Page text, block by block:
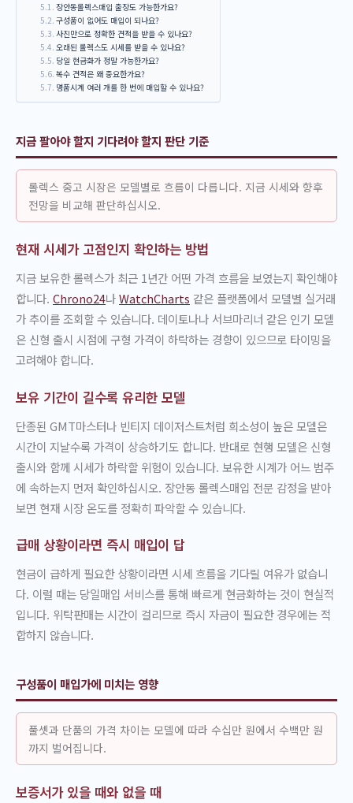
장안동롤렉스매입 출장도 가능한가요?
구성품이 없어도 매입이 되나요?
사진만으로 정확한 견적을 받을 수 있나요?
오래된 롤렉스도 시세를 받을 수 있나요?
당일 현금화가 정말 가능한가요?
복수 견적은 왜 중요한가요?
명품시계 여러 개를 한 번에 매입할 수 있나요?
지금 팔아야 할지 기다려야 할지 판단 기준
롤렉스 중고 시장은 모델별로 흐름이 다릅니다. 지금 시세와 향후
전망을 비교해 판단하십시오.
현재 시세가 고점인지 확인하는 방법
지금 보유한 롤렉스가 최근 1년간 어떤 가격 흐름을 보였는지 확인해야
합니다. Chrono24나WatchCharts 같은 플랫폼에서 모델별 실거래
가 추이를 조회할 수 있습니다. 데이토나나 서브마리너 같은 인기 모델
은 신형 출시 시점에 구형 가격이 하락하는 경향이 있으므로 타이밍을
고려해야 합니다.
보유 기간이 길수록 유리한 모델
단종된 GMT마스터나 빈티지 데이저스트처럼 희소성이 높은 모델은
시간이 지날수록 가격이 상승하기도 합니다. 반대로 현행 모델은 신형
출시와 함께 시세가 하락할 위험이 있습니다. 보유한 시계가 어느 범주
에 속하는지 먼저 확인하십시오. 장안동 롤렉스매입 전문 감정을 받아
보면 현재 시장 온도를 정확히 파악할 수 있습니다.
급매 상황이라면 즉시 매입이 답
현금이 급하게 필요한 상황이라면 시세 흐름을 기다릴 여유가 없습니
다. 이럴 때는 당일매입 서비스를 통해 빠르게 현금화하는 것이 현실적
입니다. 위탁판매는 시간이 걸리므로 즉시 자금이 필요한 경우에는 적
합하지 않습니다.
구성품이 매입가에 미치는 영향
풀셋과 단품의 가격 차이는 모델에 따라 수십만 원에서 수백만 원
까지 벌어집니다.
보증서가 있을 때와 없을 때